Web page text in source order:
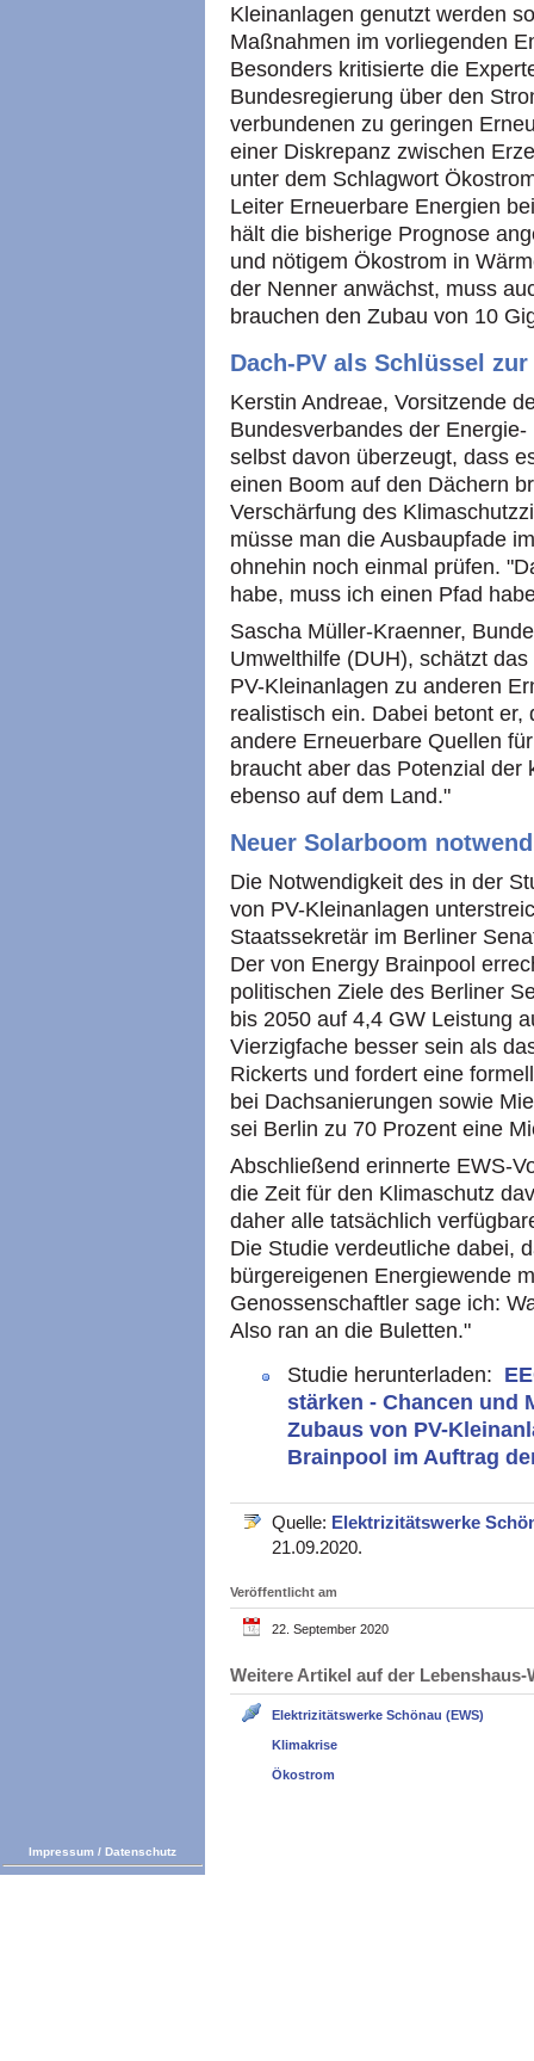
Kleinanlagen genutzt werden
Maßnahmen im vorliegenden
Besonders kritisierte die
Bundesregierung über den
verbundenen zu geringen
einer Diskrepanz zwischen
unter dem Schlagwort
Leiter Erneuerbare Energien
hält die bisherige Prognose
und nötigem Ökostrom in
der Nenner anwächst, muss
brauchen den Zubau von 10
Dach-PV als Schlüssel
Kerstin Andreae, Vorsitzende
Bundesverbandes der
selbst davon überzeugt, dass
einen Boom auf den Dächern
Verschärfung des
müsse man die Ausbaupfade
ohnehin noch einmal prüfen.
habe, muss ich einen Pfad
Sascha Müller-Kraenner,
Umwelthilfe (DUH), schätzt
PV-Kleinanlagen zu anderen
realistisch ein. Dabei betont
andere Erneuerbare Quellen
braucht aber das Potenzial
ebenso auf dem Land."
Neuer Solarboom
Die Notwendigkeit des in der
von PV-Kleinanlagen
Staatssekretär im Berliner
Der von Energy Brainpool
politischen Ziele des Berliner
bis 2050 auf 4,4 GW Leistung
Vierzigfache besser sein als
Rickerts und fordert eine
bei Dachsanierungen sowie
sei Berlin zu 70 Prozent eine
Abschließend erinnerte EWS-
die Zeit für den Klimaschutz
daher alle tatsächlich
Die Studie verdeutliche dabei,
bürgereigenen Energiewende
Genossenschaftler sage ich:
Also ran an die Buletten."
Studie herunterladen:
stärken - Chancen und
Zubaus von PV-
Brainpool im Auftrag
Quelle: Elektrizitätswerke
21.09.2020.
Veröffentlicht am
22. September 2020
Weitere Artikel auf der
Elektrizitätswerke Schönau (EWS)
Klimakrise
Ökostrom
Impressum / Datenschutz